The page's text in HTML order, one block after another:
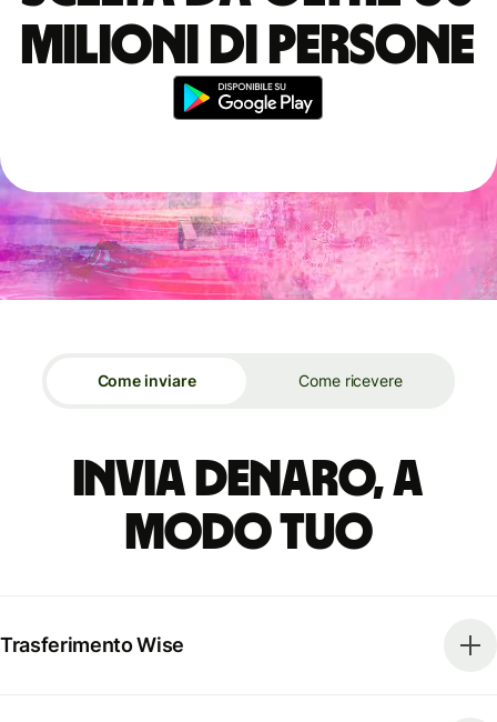
milioni di persone
Come inviare Come ricevere
Invia denaro, a
modo tuo
Trasferimento Wise